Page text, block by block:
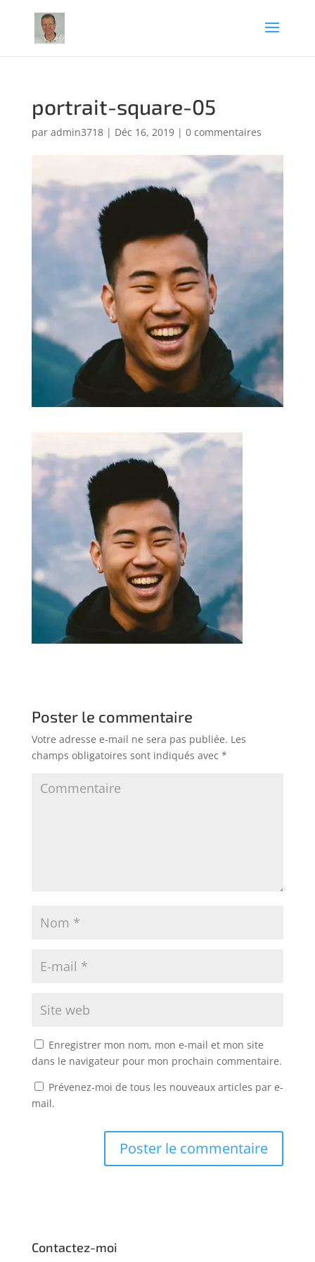
portrait-square-05
par admin3718| Déc 16, 2019| 0 commentaires
Poster le commentaire
Votre adresse e-mail ne sera pas publiée. Les
champs obligatoires sont indiqués avec *
Enregistrer mon nom, mon e-mail et mon site
dans le navigateur pour mon prochain commentaire.
Prévenez-moi de tous les nouveaux articles par e-
mail.
Contactez-moi